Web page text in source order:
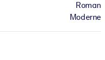
Roman
Moderne